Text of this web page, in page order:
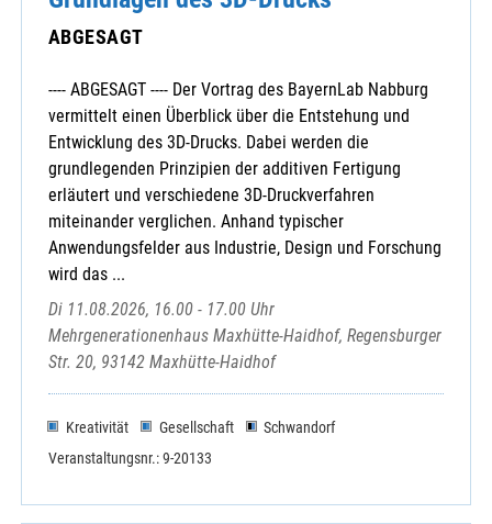
ABGESAGT
---- ABGESAGT ---- Der Vortrag des BayernLab Nabburg
vermittelt einen Überblick über die Entstehung und
Entwicklung des 3D-Drucks. Dabei werden die
grundlegenden Prinzipien der additiven Fertigung
erläutert und verschiedene 3D-Druckverfahren
miteinander verglichen. Anhand typischer
Anwendungsfelder aus Industrie, Design und Forschung
wird das ...
Di 11.08.2026, 16.00 - 17.00 Uhr
Mehrgenerationenhaus Maxhütte-Haidhof, Regensburger
Str. 20, 93142 Maxhütte-Haidhof
Kreativität Gesellschaft
Schwandorf
Veranstaltungsnr.: 9-20133